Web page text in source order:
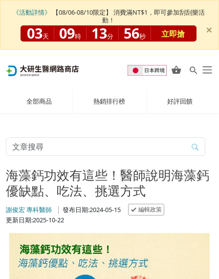
全部商品 熱銷排行榜 好評回饋
海藻鈣功效有這些！醫師說明海藻鈣
優缺點、吃法、挑選方式
謝俊宏 專科醫師 發布日期:2024-05-15 編輯政策
更新日期:2025-10-22
《活動詳情》
【08/06-08/10限定】 消費滿NT$1，即可參加刮刮樂活
動！
03天 09時 13分 55秒 立即搶 ×